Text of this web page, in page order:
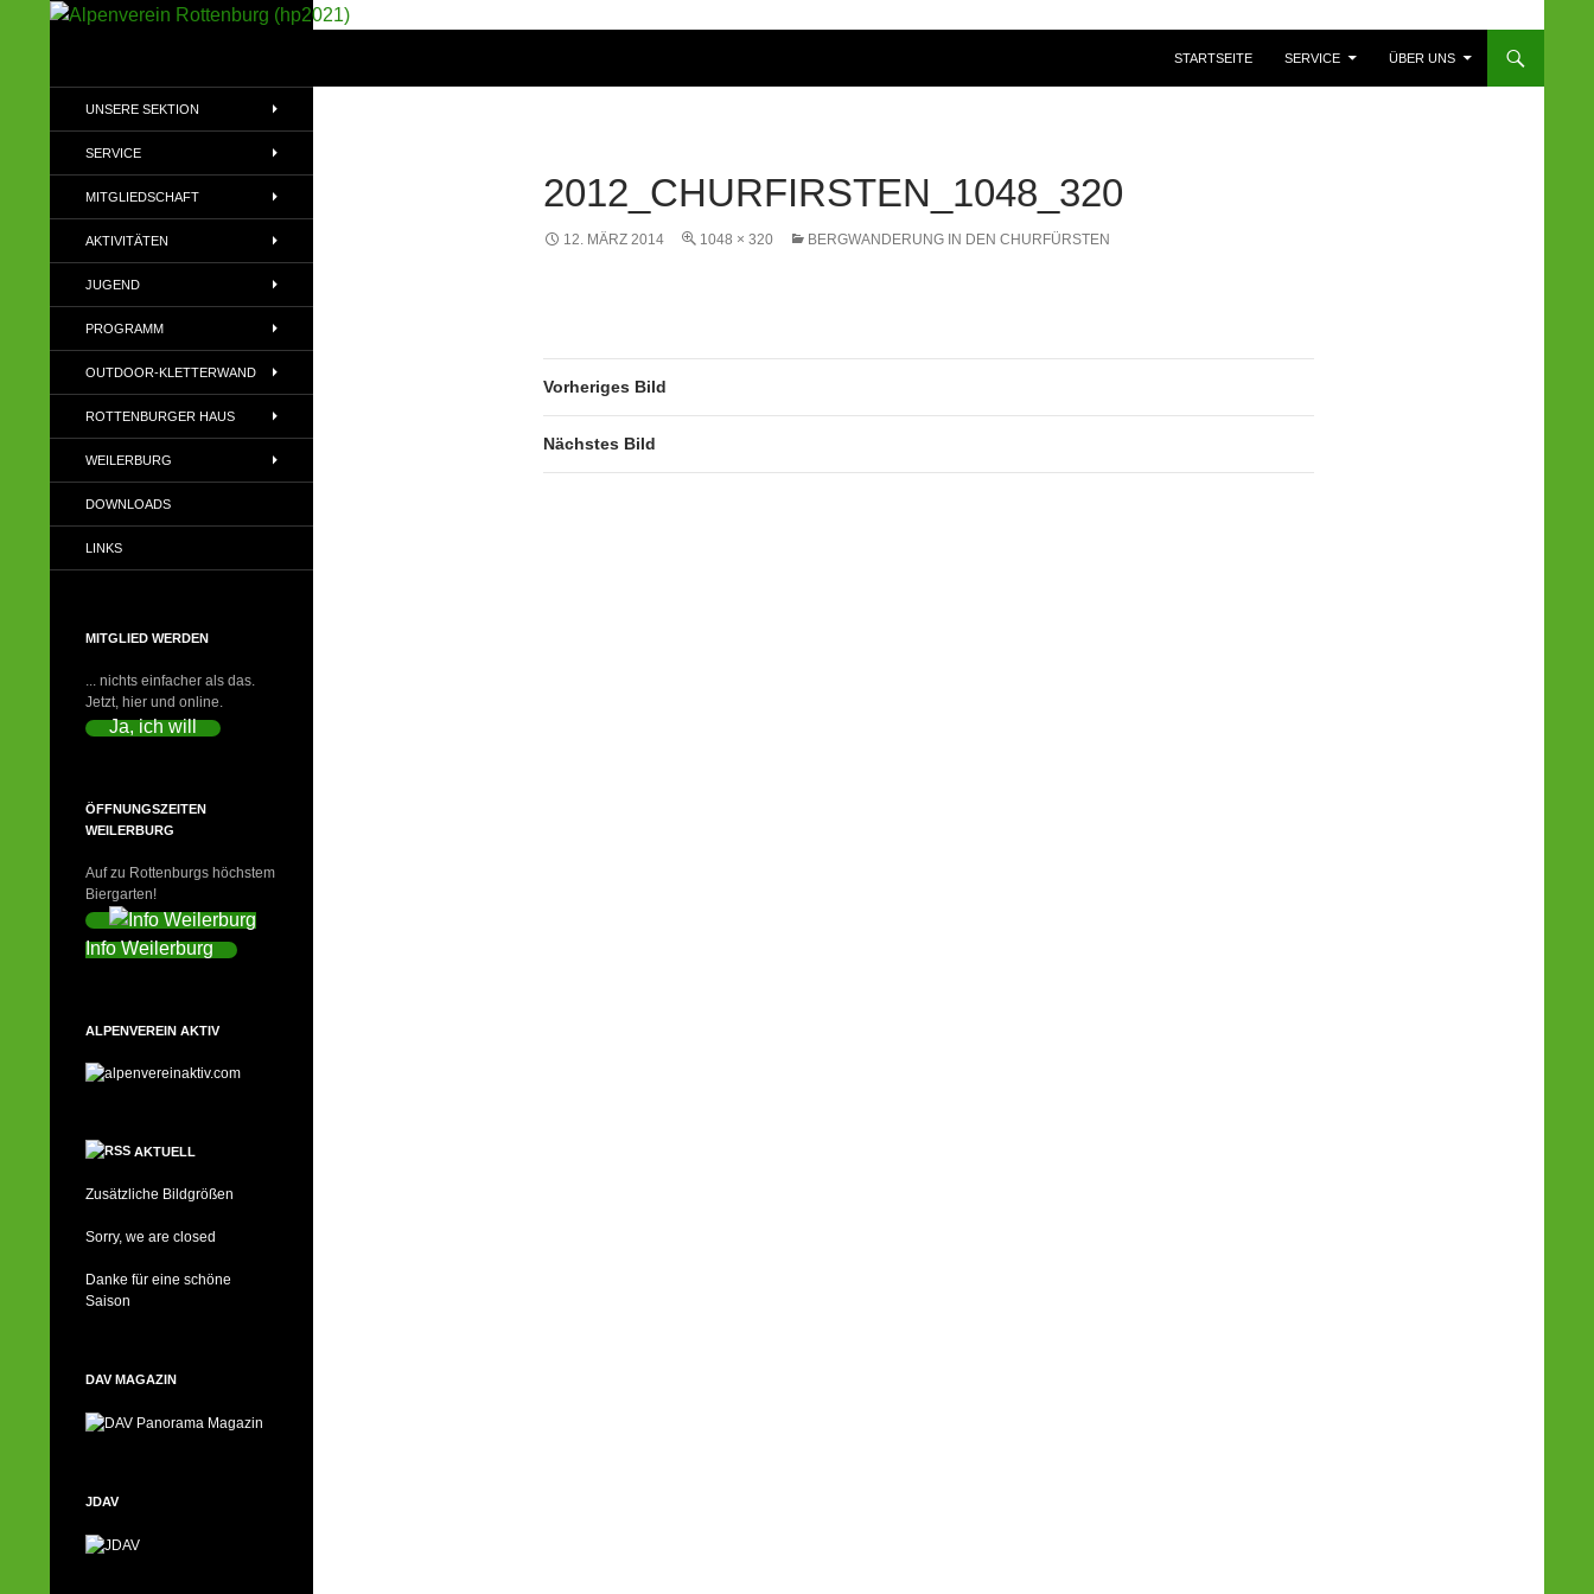
STARTSEITE
SERVICE ÜBER UNS
2012_CHURFIRSTEN_1048_320
12. MÄRZ 2014 1048 × 320 BERGWANDERUNG IN DEN CHURFÜRSTEN
Vorheriges Bild
Nächstes Bild
(DAV)
UNSERE SEKTION
SERVICE
MITGLIEDSCHAFT
AKTIVITÄTEN
JUGEND
PROGRAMM
OUTDOOR-KLETTERWAND
ROTTENBURGER HAUS
WEILERBURG
DOWNLOADS
LINKS
MITGLIED WERDEN
... nichts einfacher als das.
Jetzt, hier und online.
Ja, ich will
ÖFFNUNGSZEITEN
WEILERBURG
Auf zu Rottenburgs höchstem
Biergarten!
Info Weilerburg
ALPENVEREIN AKTIV
AKTUELL
Zusätzliche Bildgrößen
Sorry, we are closed
Danke für eine schöne
Saison
DAV MAGAZIN
JDAV